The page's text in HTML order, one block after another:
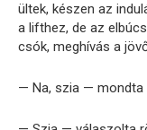
ültek, készen az
a lifthez, de az
csók, meghívás a
— Na, szia — mondta